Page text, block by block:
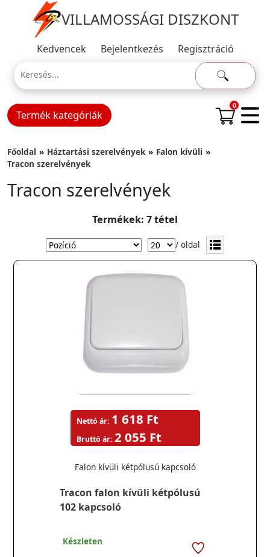
VILLAMOSSÁGI DISZKONT
Kedvencek Bejelentkezés Regisztráció
Termék kategóriák
0
Főoldal Háztartási szerelvények
Falon kívüli
Tracon szerelvények
Tracon szerelvények
Termékek: 7 tétel
/ oldal
Tracon falon kívüli kétpólusú
102 kapcsoló
Falon kívüli kétpólusú kapcsoló
Nettó ár: 1 618 Ft
Bruttó ár: 2 055 Ft
Készleten